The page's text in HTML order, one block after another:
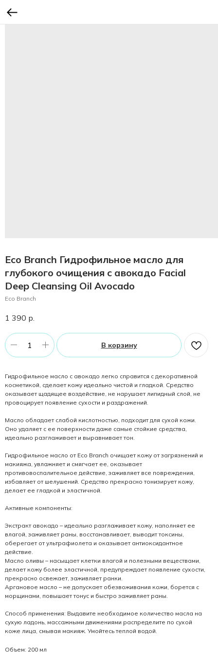
Eco Branch Гидрофильное масло для
глубокого очищения c авокадо Facial
Deep Cleansing Oil Avocado
Eco Branch
1 390 р.
В корзину
Гидрофильное масло с авокадо легко справится с декоративной
косметикой, сделает кожу идеально чистой и гладкой. Средство
оказывает щадящее воздействие, не нарушает липидный слой, не
провоцирует появление сухости и раздражений.
Масло обладает слабой кислотностью, подходит для сухой кожи.
Оно удаляет с ее поверхности даже самые стойкие средства,
идеально разглаживает и выравнивает тон.
Гидрофильное масло от Eco Branch очищает кожу от загрязнений и
макияжа, увлажняет и смягчает ее, оказывает
противовоспалительное действие, заживляет все повреждения,
избавляет от шелушений. Средство прекрасно тонизирует кожу,
делает ее гладкой и эластичной.
Активные компоненты:
Экстракт авокадо – идеально разглаживает кожу, наполняет ее
влагой, заживляет раны, восстанавливает, выводит токсины,
оберегает от ультрафиолета и оказывает антиоксидантное
действие.
Масло оливы – насыщает клетки влагой и полезными веществами,
делает кожу более эластичной, предупреждает появление сухости,
прекрасно освежает, заживляет ранки.
Аргановое масло – не допускает обезвоживания кожи, борется с
морщинами, повышает тонус и быстро заживляет раны.
Способ применения: Выдавите необходимое количество масла на
сухую ладонь, массажными движениями распределите по сухой
коже лица, смывая макияж. Умойтесь теплой водой.
Объем: 200 мл